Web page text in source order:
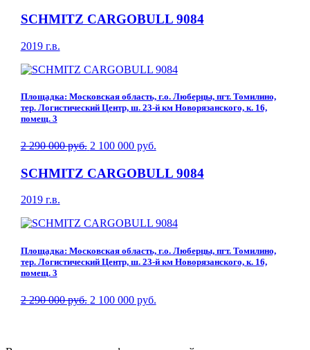
SCHMITZ CARGOBULL 9084
2019 г.в.
Площадка: Московская область, г.о. Люберцы, пгт. Томилино,
тер. Логистический Центр, ш. 23-й км Новорязанского, к. 16,
помещ. 3
2 290 000 руб. 2 100 000 руб.
SCHMITZ CARGOBULL 9084
2019 г.в.
Площадка: Московская область, г.о. Люберцы, пгт. Томилино,
тер. Логистический Центр, ш. 23-й км Новорязанского, к. 16,
помещ. 3
2 290 000 руб. 2 100 000 руб.